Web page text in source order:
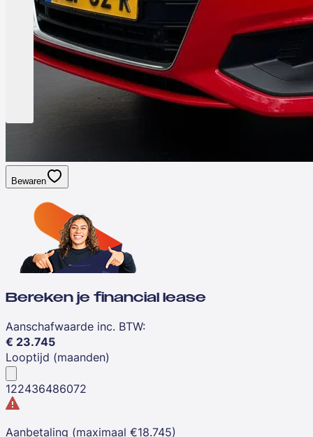
Bewaren
Bereken je financial lease
Aanschafwaarde inc. BTW:
€ 23.745
Looptijd (maanden)
122436486072
Aanbetaling (maximaal €18.745)